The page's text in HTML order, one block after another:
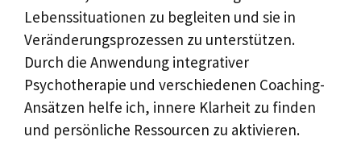
Lebenssituationen zu begleiten und sie in
Veränderungsprozessen zu unterstützen.
Durch die Anwendung integrativer
Psychotherapie und verschiedenen Coaching-
Ansätzen helfe ich, innere Klarheit zu finden
und persönliche Ressourcen zu aktivieren.